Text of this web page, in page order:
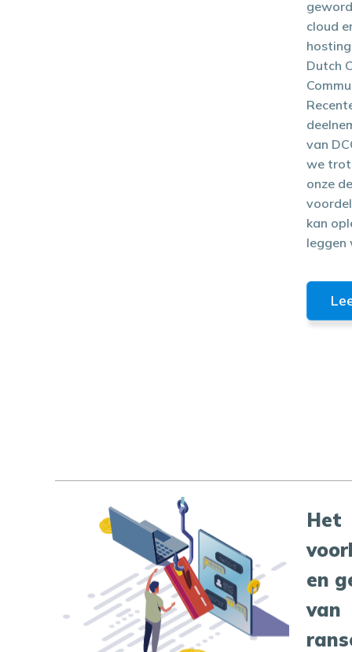
cloud
Dutch
van
we
onze
kan
leggen
Het
en
van